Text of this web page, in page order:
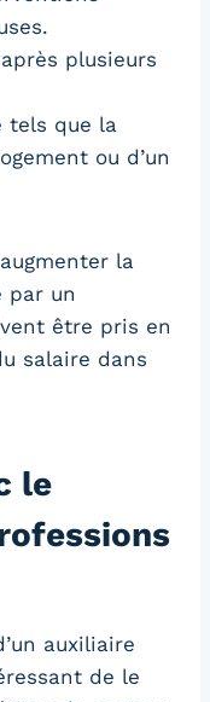
plusieurs
tels que la
ou d’un
la
par un
être pris en
salaire dans
le
auxiliaire
de le